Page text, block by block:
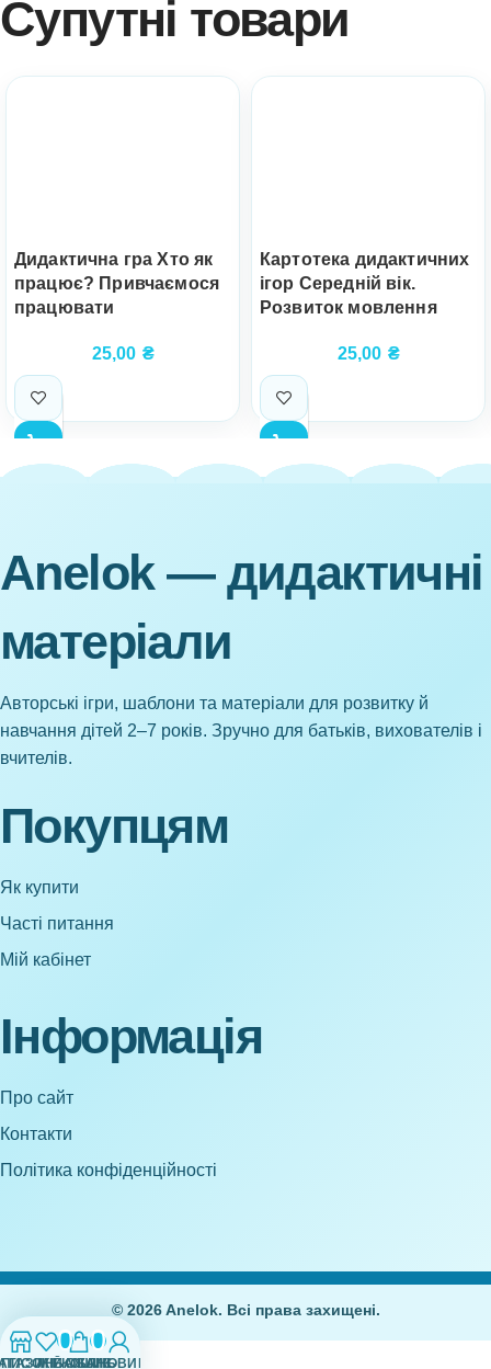
Супутні товари
Дидактична гра Хто як
працює? Привчаємося
працювати
25,00 ₴
Картотека дидактичних
ігор Середній вік.
Розвиток мовлення
25,00 ₴
Anelok — дидактичні
матеріали
Авторські ігри, шаблони та матеріали для розвитку й
навчання дітей 2–7 років. Зручно для батьків, вихователів і
вчителів.
Покупцям
Як купити
Часті питання
Мій кабінет
Інформація
Про сайт
Контакти
Політика конфіденційності
0
БАЖАНЬ
0
КОШИК
МІЙ ОБЛІКОВИЙ ЗАПИС
© 2026 Anelok. Всі права захищені.